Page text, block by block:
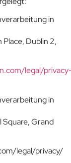
in
Dublin 2,
legal/
in
Square, Grand
legal/privacy/